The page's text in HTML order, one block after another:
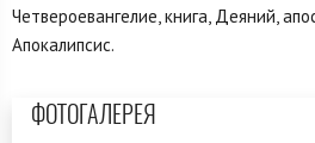
Четвероевангелие, книга, Деяний,
Апокалипсис.
ФОТОГАЛЕРЕЯ